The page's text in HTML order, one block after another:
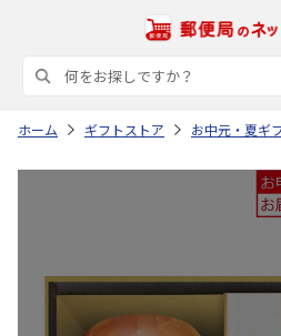
ホーム ギフトストア お中元・夏ギ